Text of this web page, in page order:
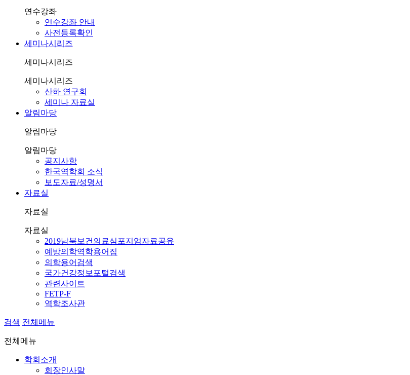
연수강좌
연수강좌 안내
사전등록확인
세미나시리즈
세미나시리즈
세미나시리즈
산하 연구회
세미나 자료실
알림마당
알림마당
알림마당
공지사항
한국역학회 소식
보도자료/성명서
자료실
자료실
자료실
2019남북보건의료심포지엄자료공유
예방의학역학용어집
의학용어검색
국가건강정보포털검색
관련사이트
FETP-F
역학조사관
검색 전체메뉴
전체메뉴
학회소개
회장인사말